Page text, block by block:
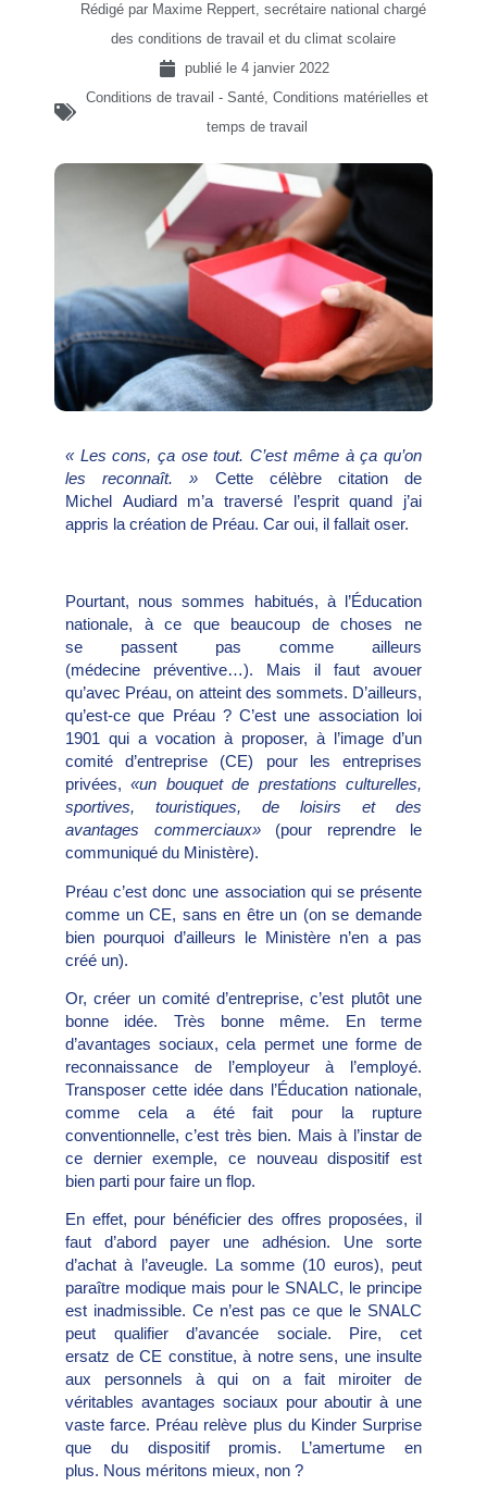
Rédigé par Maxime Reppert, secrétaire national chargé
des conditions de travail et du climat scolaire
publié le 4 janvier 2022
Conditions de travail - Santé, Conditions matérielles et
temps de travail
« Les cons, ça ose tout. C’est même à ça qu’on
les reconnaît. » Cette célèbre citation de
Michel Audiard m’a traversé l’esprit quand j’ai
appris la création de Préau. Car oui, il fallait oser.
Pourtant, nous sommes habitués, à l’Éducation
nationale, à ce que beaucoup de choses ne
se passent pas comme ailleurs
(médecine préventive…). Mais il faut avouer
qu’avec Préau, on atteint des sommets. D’ailleurs,
qu’est-ce que Préau ? C’est une association loi
1901 qui a vocation à proposer, à l’image d’un
comité d’entreprise (CE) pour les entreprises
privées,«un bouquet de prestations culturelles,
sportives, touristiques, de loisirs et des
avantages commerciaux» (pour reprendre le
communiqué du Ministère).
Préau c’est donc une association qui se présente
comme un CE, sans en être un (on se demande
bien pourquoi d’ailleurs le Ministère n’en a pas
créé un).
Or, créer un comité d’entreprise, c’est plutôt une
bonne idée. Très bonne même. En terme
d’avantages sociaux, cela permet une forme de
reconnaissance de l’employeur à l’employé.
Transposer cette idée dans l’Éducation nationale,
comme cela a été fait pour la rupture
conventionnelle, c’est très bien. Mais à l’instar de
ce dernier exemple, ce nouveau dispositif est
bien parti pour faire un flop.
En effet, pour bénéficier des offres proposées, il
faut d’abord payer une adhésion. Une sorte
d’achat à l’aveugle. La somme (10 euros), peut
paraître modique mais pour le SNALC, le principe
est inadmissible. Ce n’est pas ce que le SNALC
peut qualifier d’avancée sociale. Pire, cet
ersatz de CE constitue, à notre sens, une insulte
aux personnels à qui on a fait miroiter de
véritables avantages sociaux pour aboutir à une
vaste farce. Préau relève plus du Kinder Surprise
que du dispositif promis. L’amertume en
plus. Nous méritons mieux, non ?